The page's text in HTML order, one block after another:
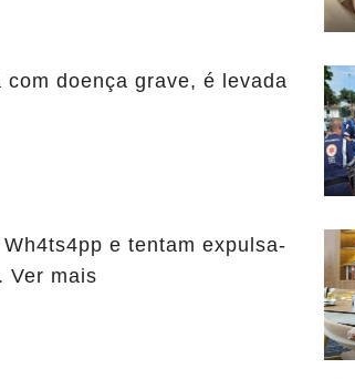
doença grave, é levada
e tentam expulsa-
Ver mais